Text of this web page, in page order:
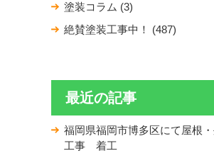
塗装コラム (3)
絶賛塗装工事中！ (487)
最近の記事
福岡県福岡市博多区にて屋根
工事 着工